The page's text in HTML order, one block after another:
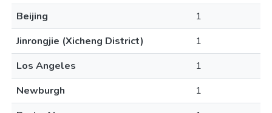
Beijing
1
Jinrongjie (Xicheng District)
1
Los Angeles
1
Newburgh
1